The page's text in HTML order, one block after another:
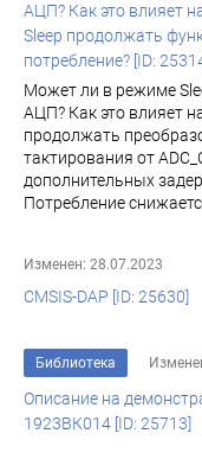
АЦП? Как это влияет
Sleep продолжать
потребление? [ID:
Может ли в режиме
АЦП? Как это влияет
продолжать
тактирования от
дополнительных
Потребление
Изменен: 28.07.2023
CMSIS-DAP [ID: 25630]
Библиотека
Описание на
1923ВК014 [ID: 25713]